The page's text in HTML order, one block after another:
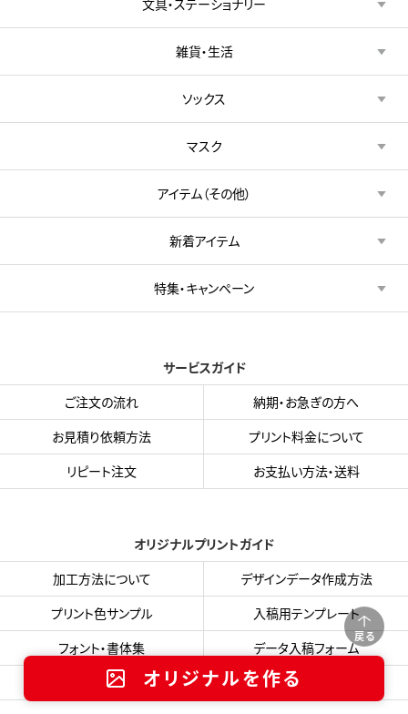
戻る
オリジナルを作る
文具・ステーショナリー
雑貨・生活
ソックス
マスク
アイテム（その他）
新着アイテム
特集・キャンペーン
サービスガイド
ご注文の流れ
納期・お急ぎの方へ
お見積り依頼方法
プリント料金について
リピート注文
お支払い方法・送料
オリジナルプリントガイド
加工方法について
デザインデータ作成方法
プリント色サンプル
入稿用テンプレート
フォント・書体集
データ入稿フォーム
無料デザイン素材
著作権について